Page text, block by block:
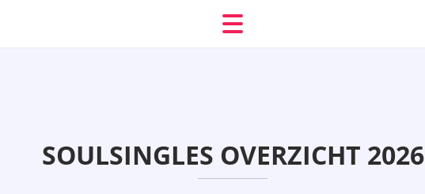
SOULSINGLES OVERZICHT 2026